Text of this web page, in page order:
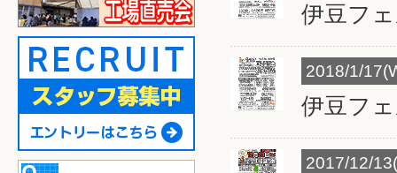
伊豆フ
2018/1/
伊豆フ
2017/12/